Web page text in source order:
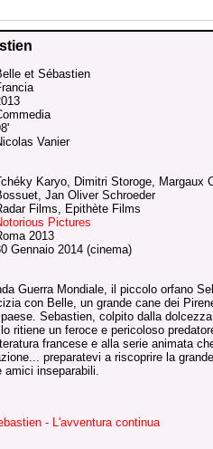
et Sébastien
Vanier
Karyo, Dimitri Storoge, Margaux
Jan Oliver Schroeder
Films, Epithète Films
Pictures
2013
Gennaio 2014 (cinema)
Guerra Mondiale, il piccolo orfano
con Belle, un grande cane dei
Sebastien, colpito dalla
ritiene un feroce e pericoloso
francese e alla serie animata
preparatevi a riscoprire la
amici inseparabili.
- L'avventura continua